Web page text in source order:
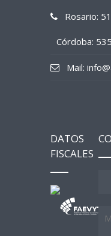
Rosario:
Córdoba:
Mail:
DATOS
FISCALES